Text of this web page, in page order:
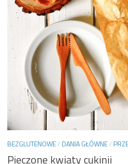
BEZGLUTENOWE/DANIA GŁÓWNE/
Pieczone kwiaty cukinii